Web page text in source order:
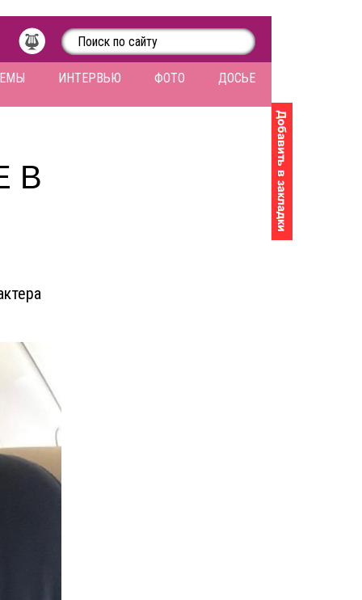
ИНТЕРВЬЮ ФОТО ДОСЬЕ
В